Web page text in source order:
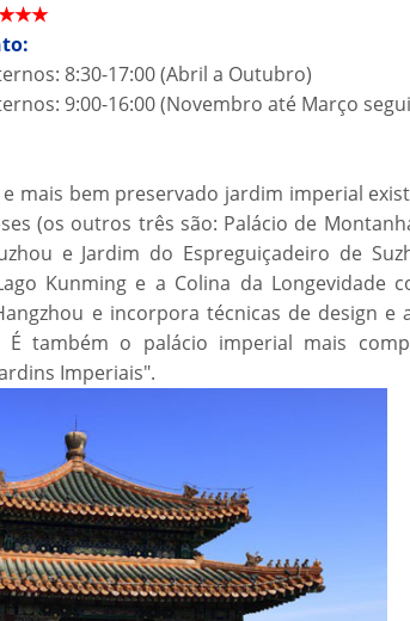
8:30-17:00 (Abril a Outubro)
9:00-16:00 (Novembro até Março
mais bem preservado jardim imperial
(os outros três são: Palácio de
e Jardim do Espreguiçadeiro de
Kunming e a Colina da Longevidade
e incorpora técnicas de design e
também o palácio imperial mais
Imperiais".